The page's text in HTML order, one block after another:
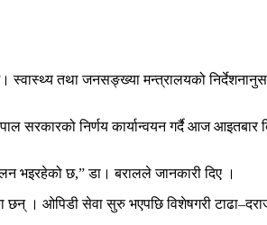
तथा जनसङ्ख्या मन्त्रालयको
सरकारको निर्णय कार्यान्वयन गर्दै आज आइतबार
भइरहेको छ,” डा। बरालले जानकारी दिए ।
। ओपिडी सेवा सुरु भएपछि विशेषगरी